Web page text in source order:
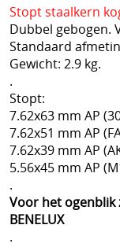
Info
Overleven
Stopt staalkern
Dubbel gebogen.
Standaard
Gewicht: 2.9 kg.
.
Stopt:
7.62x63 mm AP
7.62x51 mm AP
7.62x39 mm AP
5.56x45 mm AP
.
Voor het ogenblik
BENELUX
.